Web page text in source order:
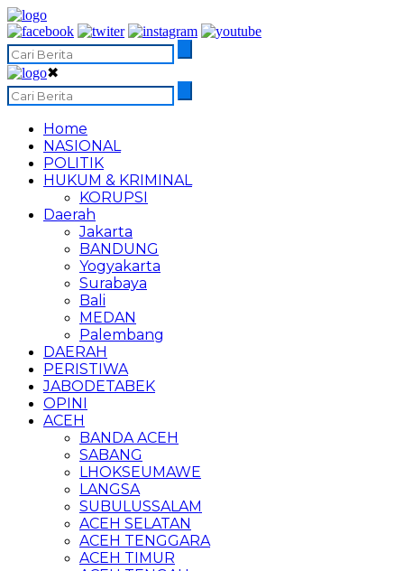
✖
Home
NASIONAL
POLITIK
HUKUM & KRIMINAL
KORUPSI
Daerah
Jakarta
BANDUNG
Yogyakarta
Surabaya
Bali
MEDAN
Palembang
DAERAH
PERISTIWA
JABODETABEK
OPINI
ACEH
BANDA ACEH
SABANG
LHOKSEUMAWE
LANGSA
SUBULUSSALAM
ACEH SELATAN
ACEH TENGGARA
ACEH TIMUR